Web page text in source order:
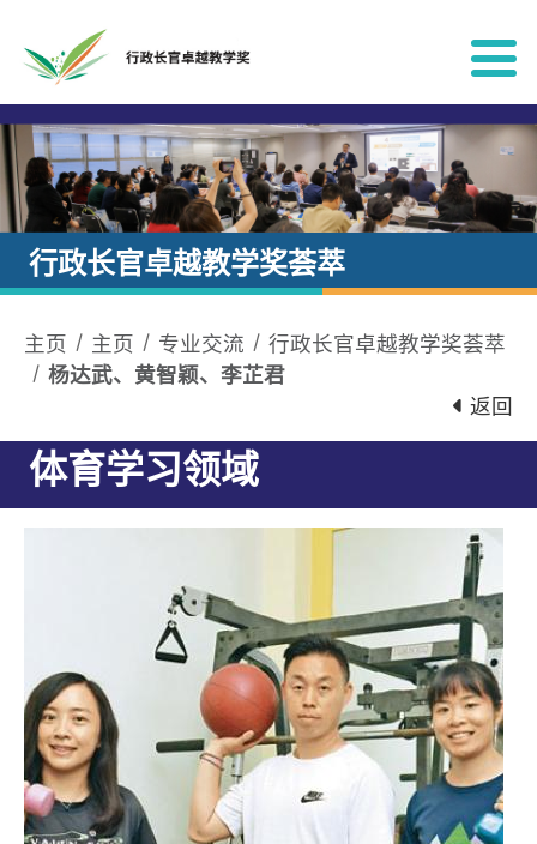
行政长官卓越教学奖荟萃
主页 主页 专业交流
行政长官卓越教学奖荟萃
杨达武、黄智颖、李芷君
返回
体育学习领域